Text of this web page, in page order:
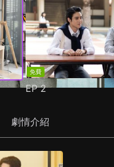
免費
EP2
劇情介紹